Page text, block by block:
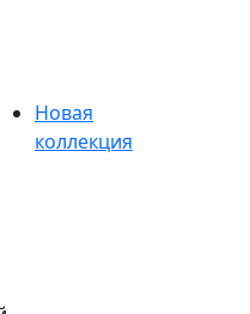
Новая
коллекция